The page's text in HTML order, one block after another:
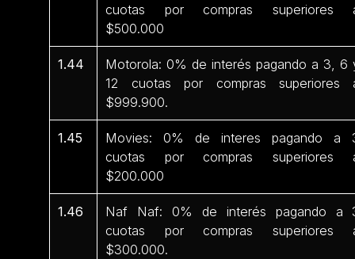
cuotas por compras superiores
$500.000
1.44
Motorola: 0% de interés pagando a 3, 6
12 cuotas por compras superiores
$999.900.
1.45
Movies: 0% de interes pagando a
cuotas por compras superiores
$200.000
1.46
Naf Naf: 0% de interés pagando a
cuotas por compras superiores
$300.000.